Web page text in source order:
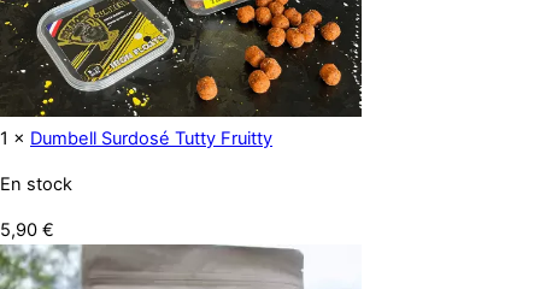
1 × Dumbell Surdosé Tutty Fruitty
En stock
5,90 €